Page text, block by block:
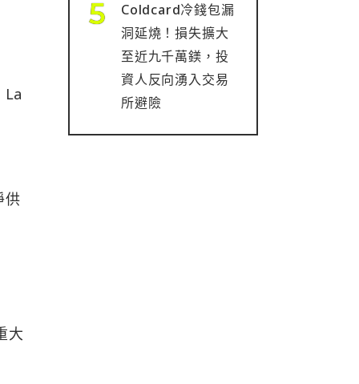
La
供
大
Coldcard冷錢包漏
洞延燒！損失擴大
至近九千萬鎂，投
資人反向湧入交易
所避險